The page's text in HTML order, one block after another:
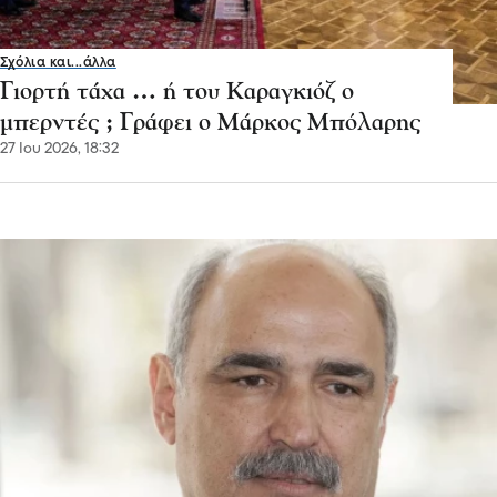
Σχόλια και...άλλα
Γιορτή τάχα … ή του Καραγκιόζ ο
μπερντές ; Γράφει ο Μάρκος Μπόλαρης
27 Ιου 2026, 18:32